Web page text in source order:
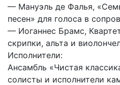
— Мануэль де Фалья,
песен» для голоса в
— Иоганнес Брамс,
скрипки, альта и
Исполнители:
Ансамбль «Чистая
солисты и исполнители